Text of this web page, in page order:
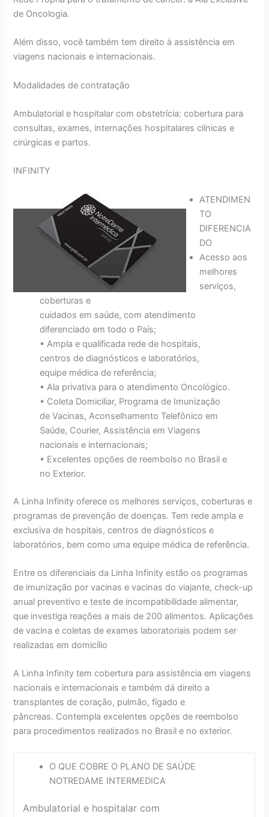
de Oncologia.
Além disso, você também tem direito à assistência em
viagens nacionais e internacionais.
Modalidades de contratação
Ambulatorial e hospitalar com obstetrícia: cobertura para
consultas, exames, internações hospitalares clínicas e
cirúrgicas e partos.
INFINITY
ATENDIMEN
TO
DIFERENCIA
DO
Acesso aos
melhores
serviços,
coberturas e
cuidados em saúde, com atendimento
diferenciado em todo o País;
• Ampla e qualificada rede de hospitais,
centros de diagnósticos e laboratórios,
equipe médica de referência;
• Ala privativa para o atendimento Oncológico.
• Coleta Domiciliar, Programa de Imunização
de Vacinas, Aconselhamento Telefônico em
Saúde, Courier, Assistência em Viagens
nacionais e internacionais;
• Excelentes opções de reembolso no Brasil e
no Exterior.
A Linha Infinity oferece os melhores serviços, coberturas e
programas de prevenção de doenças. Tem rede ampla e
exclusiva de hospitais, centros de diagnósticos e
laboratórios, bem como uma equipe médica de referência.
Entre os diferenciais da Linha Infinity estão os programas
de imunização por vacinas e vacinas do viajante, check-up
anual preventivo e teste de incompatibilidade alimentar,
que investiga reações a mais de 200 alimentos. Aplicações
de vacina e coletas de exames laboratoriais podem ser
realizadas em domicílio
A Linha Infinity tem cobertura para assistência em viagens
nacionais e internacionais e também dá direito a
transplantes de coração, pulmão, fígado e
pâncreas. Contempla excelentes opções de reembolso
para procedimentos realizados no Brasil e no exterior.
O QUE COBRE O PLANO DE SAÚDE
NOTREDAME INTERMEDICA
Ambulatorial e hospitalar com